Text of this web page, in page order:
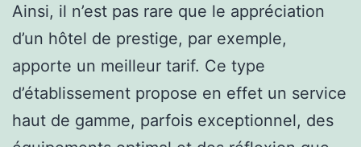
Ainsi, il n’est pas rare que le appréciation
d’un hôtel de prestige, par exemple,
apporte un meilleur tarif. Ce type
d’établissement propose en effet un service
haut de gamme, parfois exceptionnel, des